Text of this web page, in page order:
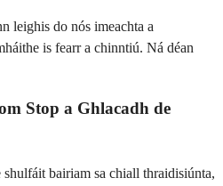
leighis do nós imeachta a
is fearr a chinntiú. Ná déan
Stop a Ghlacadh de
bairiam sa chiall thraidisiúnta,